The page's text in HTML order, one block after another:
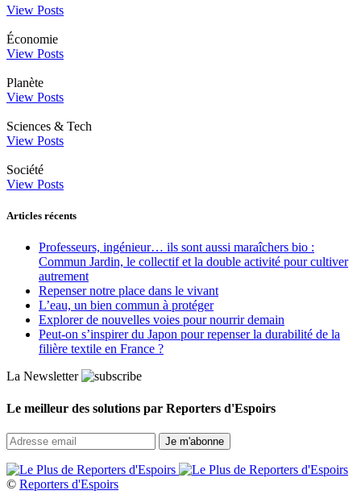
View Posts
Économie
View Posts
Planète
View Posts
Sciences & Tech
View Posts
Société
View Posts
Articles récents
Professeurs, ingénieur… ils sont aussi maraîchers bio :
Commun Jardin, le collectif et la double activité pour cultiver
autrement
Repenser notre place dans le vivant
L’eau, un bien commun à protéger
Explorer de nouvelles voies pour nourrir demain
Peut‑on s’inspirer du Japon pour repenser la durabilité de la
filière textile en France ?
La Newsletter
Le meilleur des solutions par Reporters d'Espoirs
© Reporters d'Espoirs